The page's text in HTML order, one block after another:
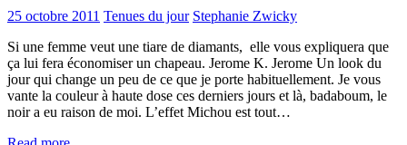
25 octobre 2011 Tenues du jour Stephanie Zwicky
Si une femme veut une tiare de diamants, elle vous expliquera que
ça lui fera économiser un chapeau. Jerome K. Jerome Un look du
jour qui change un peu de ce que je porte habituellement. Je vous
vante la couleur à haute dose ces derniers jours et là, badaboum, le
noir a eu raison de moi. L’effet Michou est tout…